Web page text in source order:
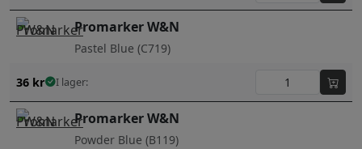
Promarker W&N
Pastel Blue (C719)
36 kr I lager:
Promarker W&N
Powder Blue (B119)